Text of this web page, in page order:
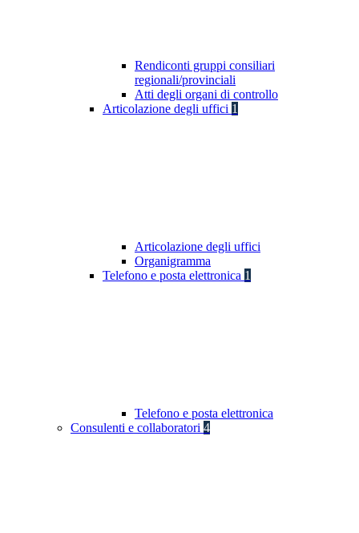
Rendiconti gruppi consiliari
regionali/provinciali
Atti degli organi di controllo
Articolazione degli uffici 1
Articolazione degli uffici
Organigramma
Telefono e posta elettronica 1
Telefono e posta elettronica
Consulenti e collaboratori 4